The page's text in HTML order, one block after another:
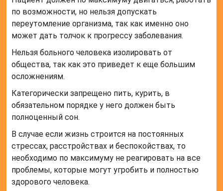
по возможности, но нельзя допускать
переутомление организма, так как именно оно
может дать толчок к прогрессу заболевания.
Нельзя больного человека изолировать от
общества, так как это приведет к еще большим
осложнениям.
Категорически запрещено пить, курить, в
обязательном порядке у него должен быть
полноценный сон.
В случае если жизнь строится на постоянных
стрессах, расстройствах и беспокойствах, то
необходимо по максимуму не реагировать на все
проблемы, которые могут угробить и полностью
здорового человека.